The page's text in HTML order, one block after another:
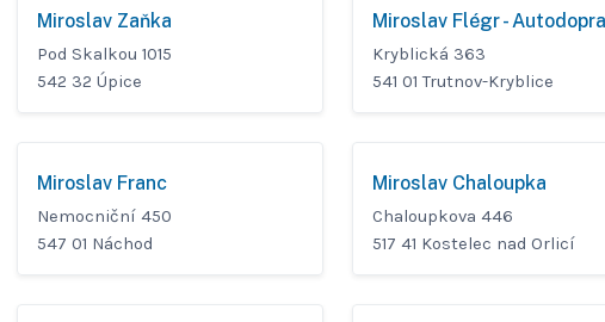
Miroslav Zaňka
Pod Skalkou 1015
542 32 Úpice
Miroslav Flégr -
Kryblická 363
541 01 Trutnov-Kryblice
Miroslav Franc
Nemocniční 450
547 01 Náchod
Miroslav Chaloupka
Chaloupkova 446
517 41 Kostelec nad Orlicí